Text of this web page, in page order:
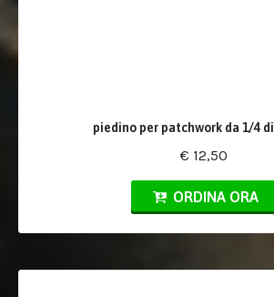
piedino per patchwork da 1/4
€ 12,50
ORDINA ORA